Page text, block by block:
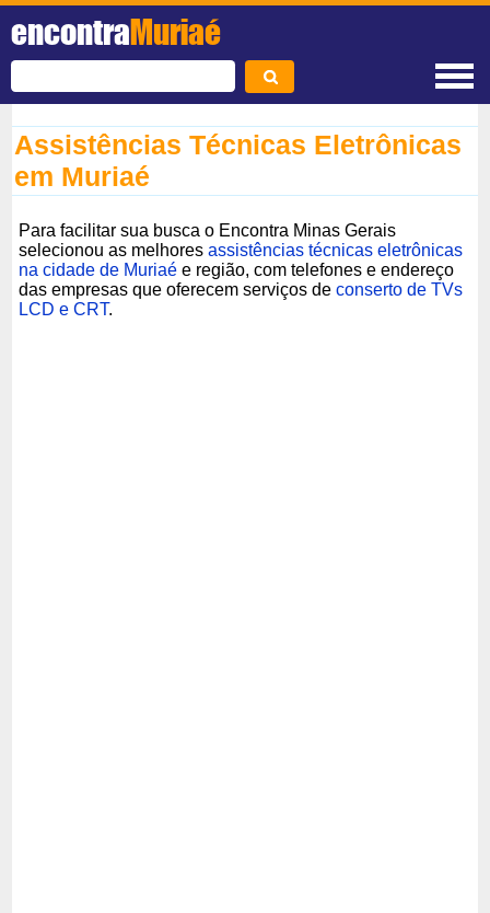
encontraMuriaé
Assistências Técnicas Eletrônicas
em Muriaé
Para facilitar sua busca o Encontra Minas Gerais
selecionou as melhoresassistências técnicas eletrônicas
na cidade de Muriaé e região, com telefones e endereço
das empresas que oferecem serviços deconserto de TVs
LCD e CRT.